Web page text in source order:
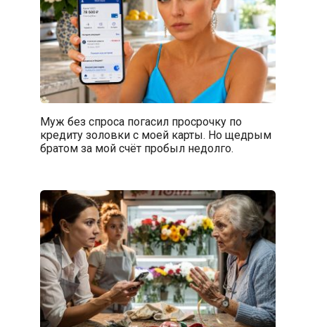
Муж без спроса погасил просрочку по
кредиту золовки с моей карты. Но щедрым
братом за мой счёт пробыл недолго.